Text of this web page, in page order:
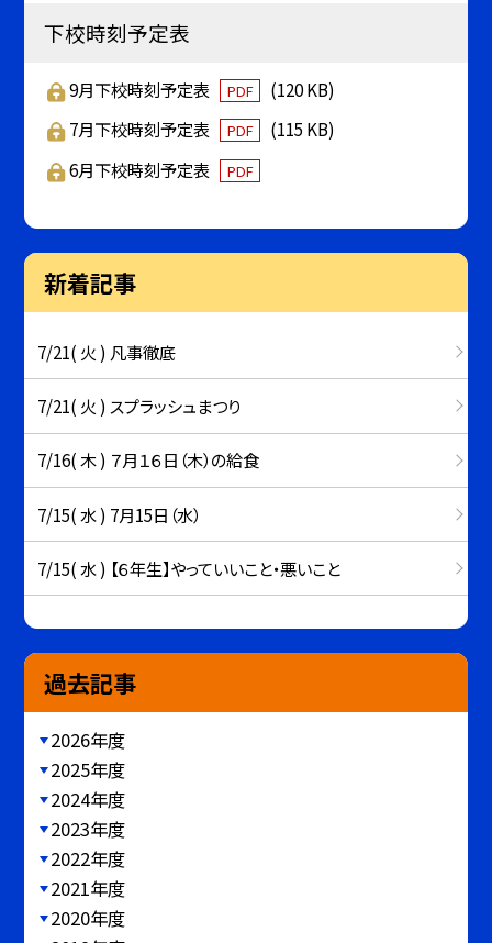
下校時刻予定表
9月下校時刻予定表 PDF
(120 KB)
7月下校時刻予定表
PDF
(115 KB)
6月下校時刻予定表
PDF
新着記事
7/21( 火 ) 凡事徹底
7/21( 火 ) スプラッシュまつり
7/16( 木 ) ７月１６日（木）の給食
7/15( 水 ) 7月15日（水）
7/15( 水 ) 【６年生】やっていいこと・悪いこと
過去記事
2026年度
2025年度
2024年度
2023年度
2022年度
2021年度
2020年度